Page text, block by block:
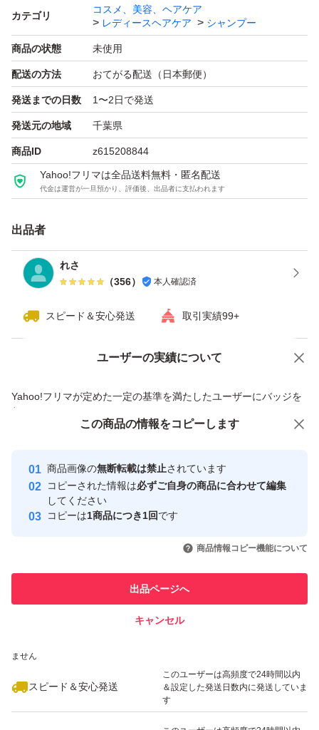
カテゴリ
コスメ、美容、ヘアケア
レディースヘアケア
シャンプー
商品の状態 未使用
配送の方法 おてがる配送（日本郵便）
発送までの日数 1〜2日で発送
発送元の地域 千葉県
商品ID z615208844
Yahoo!フリマは全品送料無料・匿名配送
代金は運営が一旦預かり、評価後、出品者に支払われます
出品者
れさ
（356） 本人確認済
スピード＆安心発送 取引実績99+
ユーザーの実績について
Yahoo!フリマが定めた一定の基準を満たしたユーザーにバッジを
付与しています
安心取引出品者
心・安全なユーザーです
取引実績
引を完了させた実績があります
での取引実績があります
ません
スピード＆安心発送
このユーザーは高頻度で24時間以内
＆設定した発送日数内に発送していま
す
価格の相談 商品への質問
この商品の情報をコピーします
商品画像の無断転載は禁止されています
コピーされた情報は必ずご自身の商品に合わせて編集
してください
コピーは1商品につき1回です
商品情報コピー機能について
出品ページへ
キャンセル
この商品をみている人にオススメ